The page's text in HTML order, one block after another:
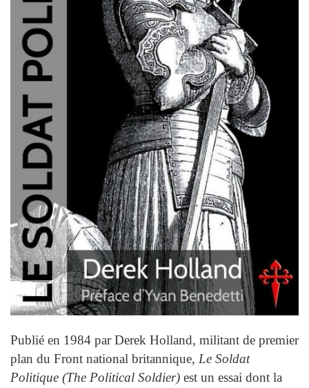
Publié en 1984 par Derek Holland, militant de premier
plan du Front national britannique, Le Soldat
Politique (The Political Soldier) est un essai dont la